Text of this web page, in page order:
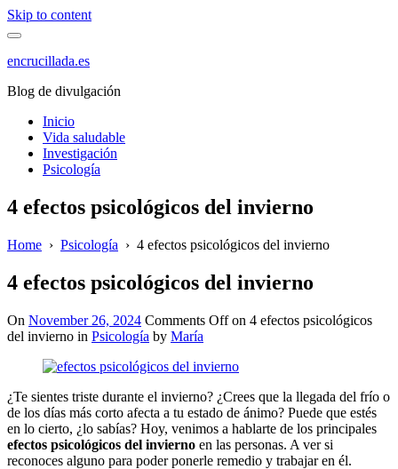
Skip to content
encrucillada.es
Blog de divulgación
Inicio
Vida saludable
Investigación
Psicología
4 efectos psicológicos del invierno
Home › Psicología › 4 efectos psicológicos del invierno
4 efectos psicológicos del invierno
On November 26, 2024 Comments Offon 4 efectos psicológicos
del invierno in Psicología by María
¿Te sientes triste durante el invierno? ¿Crees que la llegada del frío o
de los días más corto afecta a tu estado de ánimo? Puede que estés
en lo cierto, ¿lo sabías? Hoy, venimos a hablarte de los principales
efectos psicológicos del invierno en las personas. A ver si
reconoces alguno para poder ponerle remedio y trabajar en él.